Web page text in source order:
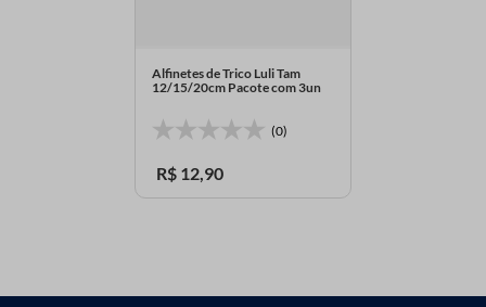
Alfinetes de Trico Luli Tam
12/15/20cm Pacote com 3un
(0)
R$ 12,90